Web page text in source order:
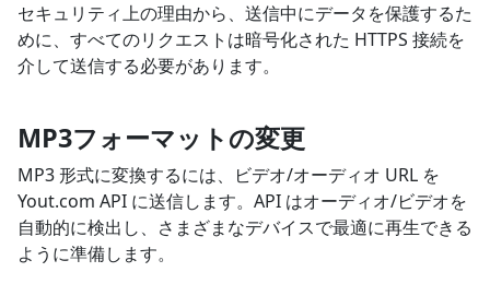
セキュリティ上の理由から、送信中にデータを保護するた
めに、すべてのリクエストは暗号化された HTTPS 接続を
介して送信する必要があります。
MP3フォーマットの変更
MP3 形式に変換するには、ビデオ/オーディオ URL を
Yout.com API に送信します。API はオーディオ/ビデオを
自動的に検出し、さまざまなデバイスで最適に再生できる
ように準備します。